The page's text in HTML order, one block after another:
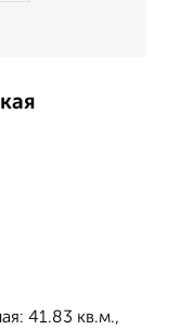
41.83 кв.м.,